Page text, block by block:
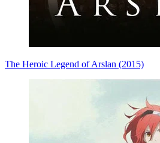
The Heroic Legend of Arslan (2015)